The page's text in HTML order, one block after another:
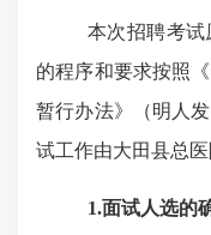
本次招聘考试
的程序和要求按照
暂行办法》（明人发
试工作由大田县总医
1.面试人选的